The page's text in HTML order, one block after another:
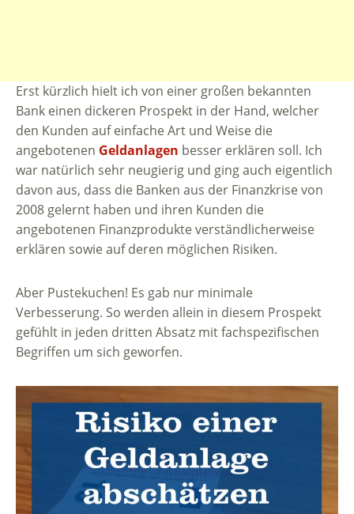
Erst kürzlich hielt ich von einer großen bekannten
Bank einen dickeren Prospekt in der Hand, welcher
den Kunden auf einfache Art und Weise die
angebotenen Geldanlagen besser erklären soll. Ich
war natürlich sehr neugierig und ging auch eigentlich
davon aus, dass die Banken aus der Finanzkrise von
2008 gelernt haben und ihren Kunden die
angebotenen Finanzprodukte verständlicherweise
erklären sowie auf deren möglichen Risiken.
Aber Pustekuchen! Es gab nur minimale
Verbesserung. So werden allein in diesem Prospekt
gefühlt in jeden dritten Absatz mit fachspezifischen
Begriffen um sich geworfen.